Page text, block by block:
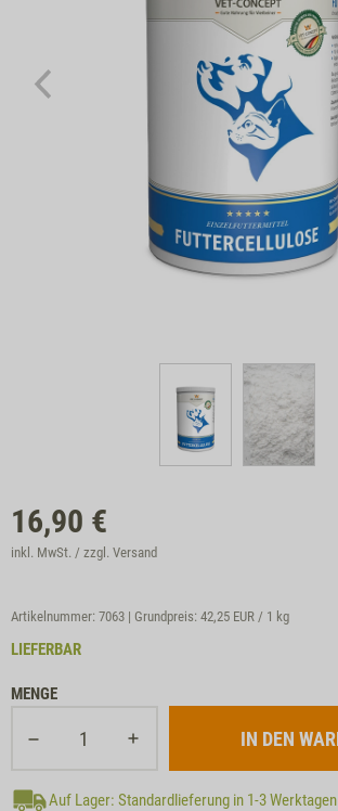
16,90 €
inkl. MwSt. / zzgl. Versand
Artikelnummer: 7063 | Grundpreis: 42,25 EUR / 1 kg
LIEFERBAR
MENGE
Auf Lager: Standardlieferung in 1-3 Werktagen